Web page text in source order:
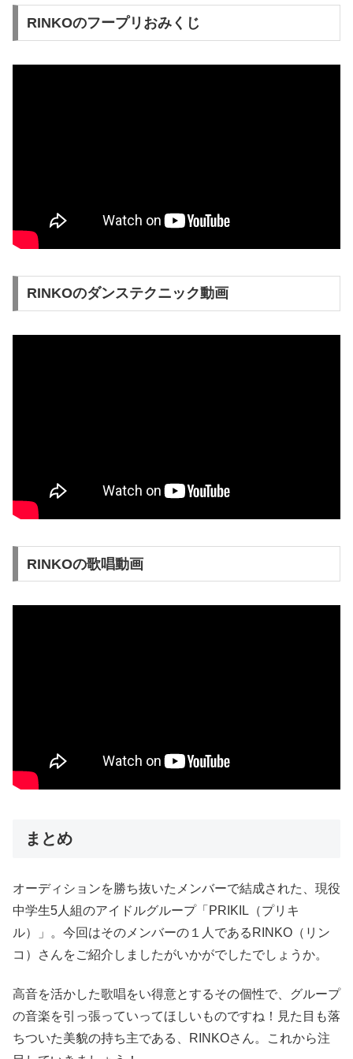
RINKOのフープリおみくじ
RINKOのダンステクニック動画
RINKOの歌唱動画
まとめ
オーディションを勝ち抜いたメンバーで結成された、現役
中学生5人組のアイドルグループ「PRIKIL（プリキ
ル）」。今回はそのメンバーの１人であるRINKO（リン
コ）さんをご紹介しましたがいかがでしたでしょうか。
高音を活かした歌唱をい得意とするその個性で、グループ
の音楽を引っ張っていってほしいものですね！見た目も落
ちついた美貌の持ち主である、RINKOさん。これから注